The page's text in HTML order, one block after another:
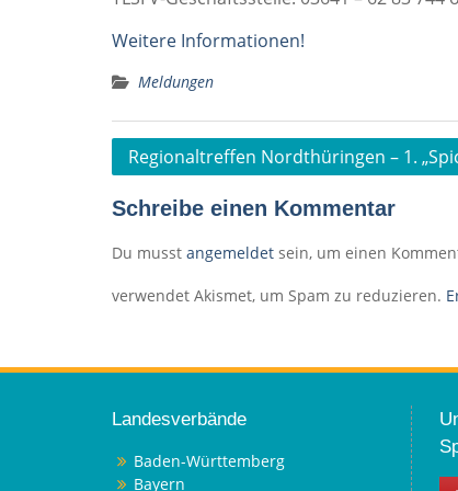
Weitere Informationen!
Meldungen
Beitragsnavigation
Regionaltreffen Nordthüringen – 1.
Schreibe einen Kommentar
Du musst angemeldet sein, um einen
verwendet Akismet, um Spam zu reduzieren.
Landesverbände
Baden-Württemberg
Bayern